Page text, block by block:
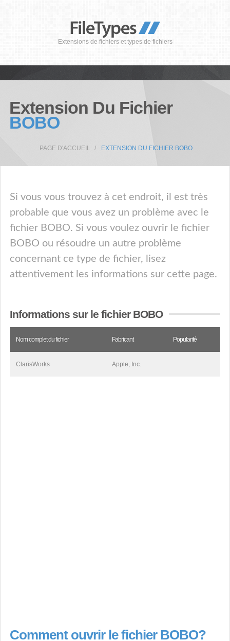
Extensions de fichiers et types de fichiers
Extension Du Fichier
BOBO
PAGE D'ACCUEIL EXTENSION DU FICHIER BOBO
Si vous vous trouvez à cet endroit, il est très
probable que vous avez un problème avec le
fichier BOBO. Si vous voulez ouvrir le fichier
BOBO ou résoudre un autre problème
concernant ce type de fichier, lisez
attentivement les informations sur cette page.
Informations sur le fichier BOBO
Nom complet du fichier Fabricant Popularité
ClarisWorks Apple, Inc.
Comment ouvrir le fichier BOBO?